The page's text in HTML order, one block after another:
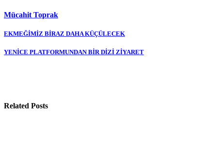
Mücahit Toprak
Yazı
gezinmesi
EKMEĞİMİZ BİRAZ DAHA KÜÇÜLECEK
YENİCE PLATFORMUNDAN BİR DİZİ ZİYARET
Related Posts